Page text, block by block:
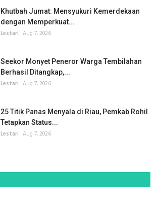
Khutbah Jumat: Mensyukuri Kemerdekaan
dengan Memperkuat...
Lestari Aug 7, 2026
Seekor Monyet Peneror Warga Tembilahan
Berhasil Ditangkap,...
Lestari Aug 7, 2026
25 Titik Panas Menyala di Riau, Pemkab Rohil
Tetapkan Status...
Lestari Aug 7, 2026